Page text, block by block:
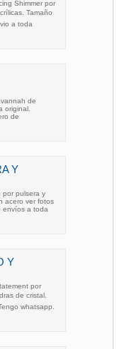
Shimmer por
Tamaño
a toda
de
original.
de
Y
por pulsera y
acero ver fotos
envíos a toda
Y
por
de cristal.
whatsapp.